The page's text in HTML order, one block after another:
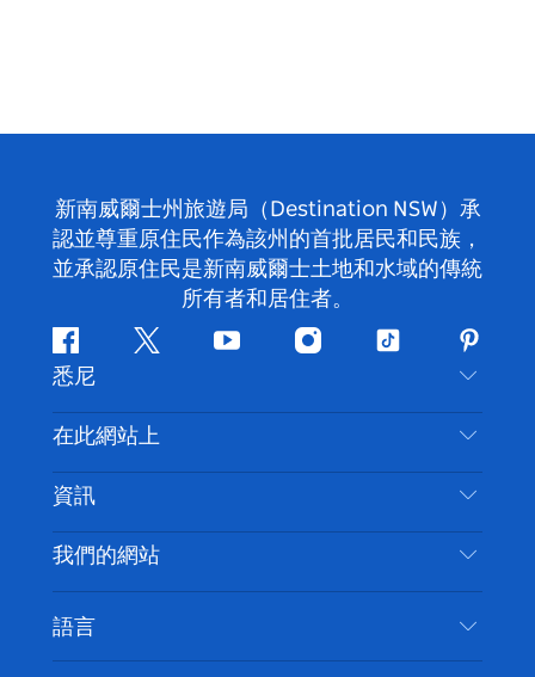
新南威爾士州旅遊局（Destination NSW）承
認並尊重原住民作為該州的首批居民和民族，
並承認原住民是新南威爾士土地和水域的傳統
所有者和居住者。
Facebook嘰
喳
喳
Youtube Instagram
抖
悉尼
聯絡我們
免責聲明
隱私
Cookie 通知
在此網站上
目的地
要做的事情
新南威爾斯州公路旅行
活動
住宿
資訊
旅行資訊
無障礙悉尼
列出您的業務
我們的網站
語言